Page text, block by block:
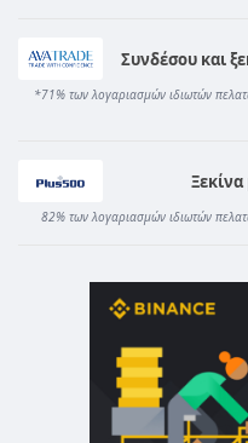
Συνδέσου και
*71% των λογαριασμών ιδιωτών
82% των λογαριασμών ιδιωτών